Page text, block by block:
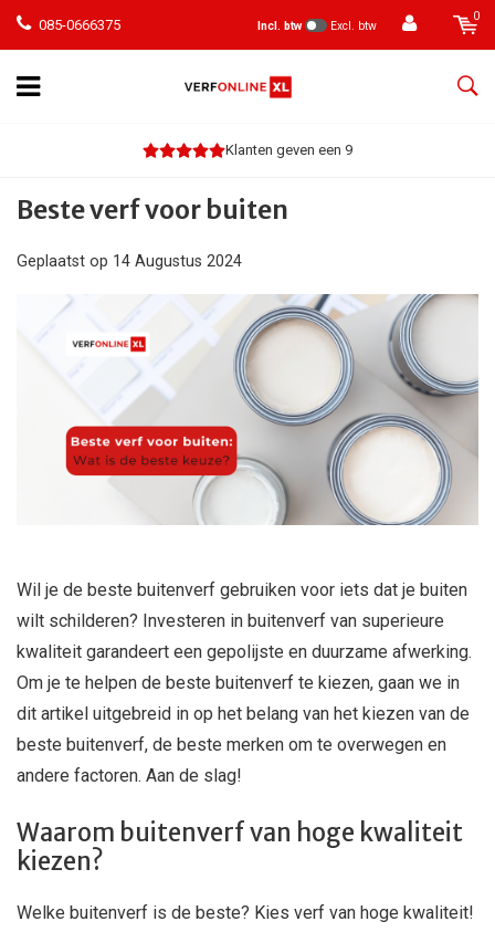
085-0666375 Incl. btw Excl. btw
0
Klanten geven een 9
Beste verf voor buiten
Geplaatst op 14 Augustus 2024
Wil je de beste buitenverf gebruiken voor iets dat je buiten
wilt schilderen? Investeren in buitenverf van superieure
kwaliteit garandeert een gepolijste en duurzame afwerking.
Om je te helpen de beste buitenverf te kiezen, gaan we in
dit artikel uitgebreid in op het belang van het kiezen van de
beste buitenverf, de beste merken om te overwegen en
andere factoren. Aan de slag!
Waarom buitenverf van hoge kwaliteit
kiezen?
Welke buitenverf is de beste? Kies verf van hoge kwaliteit!